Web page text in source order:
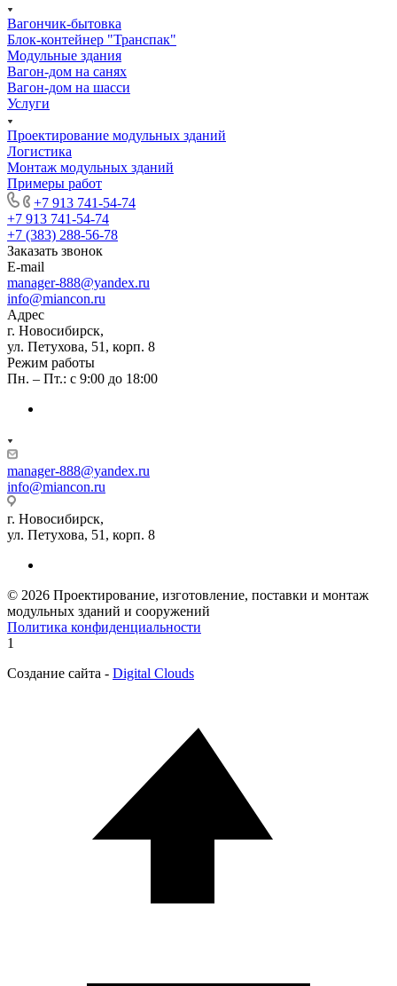
Вагончик-бытовка
Блок-контейнер "Транспак"
Модульные здания
Вагон-дом на санях
Вагон-дом на шасси
Услуги
Проектирование модульных зданий
Логистика
Монтаж модульных зданий
Примеры работ
+7 913 741-54-74
+7 913 741-54-74
+7 (383) 288-56-78
Заказать звонок
E-mail
manager-888@yandex.ru
info@miancon.ru
Адрес
г. Новосибирск,
ул. Петухова, 51, корп. 8
Режим работы
Пн. – Пт.: с 9:00 до 18:00
manager-888@yandex.ru
info@miancon.ru
г. Новосибирск,
ул. Петухова, 51, корп. 8
© 2026 Проектирование, изготовление, поставки и монтаж
модульных зданий и сооружений
Политика конфиденциальности
1
Создание сайта - Digital Clouds